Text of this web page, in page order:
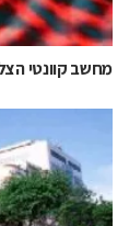
מחשב קוונטי